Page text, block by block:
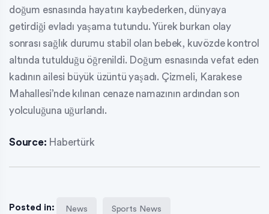
doğum esnasında hayatını kaybederken, dünyaya
getirdiği evladı yaşama tutundu. Yürek burkan olay
sonrası sağlık durumu stabil olan bebek, kuvözde kontrol
altında tutulduğu öğrenildi. Doğum esnasında vefat eden
kadının ailesi büyük üzüntü yaşadı. Çizmeli, Karakese
Mahallesi’nde kılınan cenaze namazının ardından son
yolculuğuna uğurlandı.
Source: Habertürk
Posted in: News Sports News